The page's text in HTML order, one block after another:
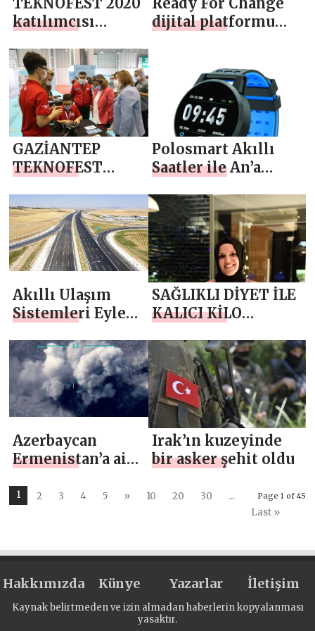
katılımcısı
savunma
alanındaki
projelerini Bab’da
tanıttı
dijital platformu
GAZİANTEP
TEKNOFEST
BİR ŞEHİR
Polosmart Akıllı
Saatler ile An’a
Akıllı Ulaşım
Sistemleri Eylem
SAĞLIKLI DİYET İLE
KALICI KİLO
FORMÜLÜ
Azerbaycan
Ermenistan’a ait
hedefi ateş altına
Irak’ın kuzeyinde
bir asker şehit oldu
Page 1 of 45
1 2 3 4 5 » 10 20 30
...
Last »
Hakkımızda Künye Yazarlar İletişim
Kaynak belirtmeden ve izin almadan haberlerin kopyalanması
yasaktır.